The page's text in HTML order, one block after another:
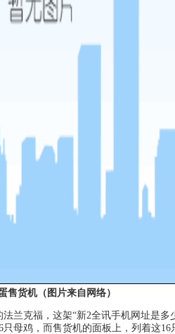
售货机（图片来自网络）
兰克福，这架“新2全讯手机网址是多
母鸡，而售货机的面板上，列着这16